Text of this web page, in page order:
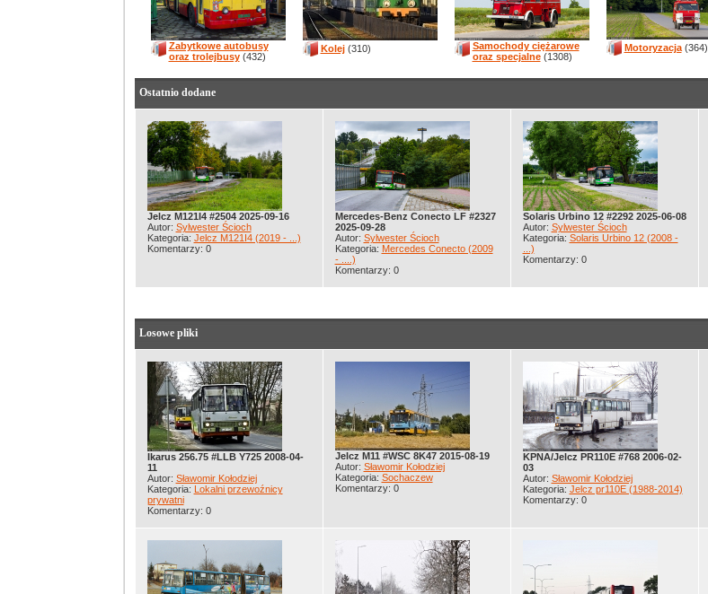
Zabytkowe autobusy
oraz trolejbusy(432)
Kolej(310)
Samochody ciężarowe
oraz specjalne(1308)
Motoryzacja(364)
Ostatnio dodane
Jelcz M121I4 #2504 2025-09-16
Autor: Sylwester Ścioch
Kategoria: Jelcz M121I4 (2019 - ...)
Komentarzy: 0
Mercedes-Benz Conecto LF #2327
2025-09-28
Autor: Sylwester Ścioch
Kategoria: Mercedes Conecto (2009
- ....)
Komentarzy: 0
Solaris Urbino 12 #2292 2025-06-08
Autor: Sylwester Ścioch
Kategoria: Solaris Urbino 12 (2008 -
...)
Komentarzy: 0
Losowe pliki
Ikarus 256.75 #LLB Y725 2008-04-
11
Autor: Sławomir Kołodziej
Kategoria: Lokalni przewoźnicy
prywatni
Komentarzy: 0
Jelcz M11 #WSC 8K47 2015-08-19
Autor: Sławomir Kołodziej
Kategoria: Sochaczew
Komentarzy: 0
KPNA/Jelcz PR110E #768 2006-02-
03
Autor: Sławomir Kołodziej
Kategoria: Jelcz pr110E (1988-2014)
Komentarzy: 0